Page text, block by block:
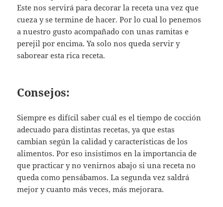
Este nos servirá para decorar la receta una vez que
cueza y se termine de hacer. Por lo cual lo penemos
a nuestro gusto acompañado con unas ramitas e
perejil por encima. Ya solo nos queda servir y
saborear esta rica receta.
Consejos:
Siempre es difícil saber cuál es el tiempo de cocción
adecuado para distintas recetas, ya que estas
cambian según la calidad y características de los
alimentos. Por eso insistimos en la importancia de
que practicar y no venirnos abajo si una receta no
queda como pensábamos. La segunda vez saldrá
mejor y cuanto más veces, más mejorara.